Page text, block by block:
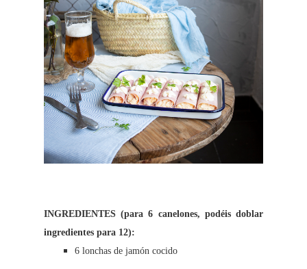
INGREDIENTES (para 6 canelones, podéis doblar
ingredientes para 12):
6 lonchas de jamón cocido